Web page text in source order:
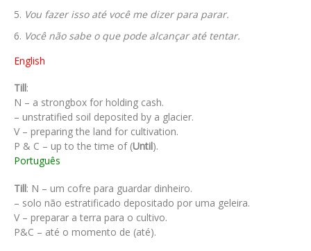
Vou fazer isso até você me dizer para parar.
Você não sabe o que pode alcançar até tentar.
English
Till:
N – a strongbox for holding cash.
– unstratified soil deposited by a glacier.
V – preparing the land for cultivation.
P & C – up to the time of (Until).
Português
Till: N – um cofre para guardar dinheiro.
– solo não estratificado depositado por uma geleira.
V – preparar a terra para o cultivo.
P&C – até o momento de (até).